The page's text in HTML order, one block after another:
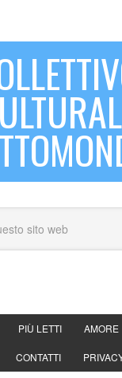
PIÙ LETTI AMORE
CONTATTI